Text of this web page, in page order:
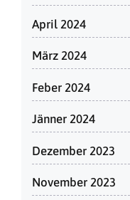
April 2024
März 2024
Feber 2024
Jänner 2024
Dezember 2023
November 2023